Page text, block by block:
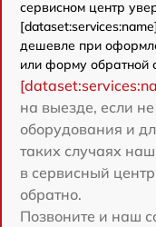
сервисном центр
дешевле при
или форму обратной
на выезде, если
оборудования и
таких случаях
в сервисный
обратно.
Позвоните и наш